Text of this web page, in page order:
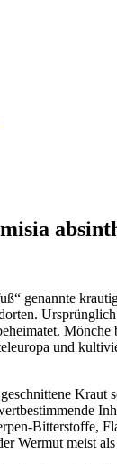
genannte
Mönche
und
Kraut
Bitterstoffe,
Wermut meist